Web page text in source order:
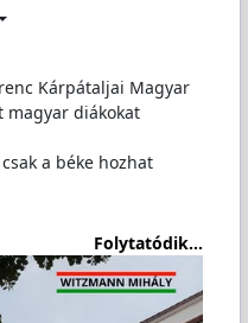
Kárpátaljai Magyar
magyar diákokat
a béke hozhat
Folytatódik...